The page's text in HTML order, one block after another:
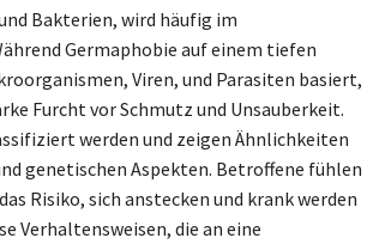
Bakterien, wird häufig im
Germaphobie auf einem tiefen
Viren, und Parasiten basiert,
Furcht vor Schmutz und Unsauberkeit.
werden und zeigen Ähnlichkeiten
genetischen Aspekten. Betroffene fühlen
Risiko, sich anstecken und krank werden
Verhaltensweisen, die an eine